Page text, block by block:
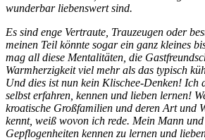
wunderbar liebenswert sind.
Es sind enge Vertraute, Trauzeugen oder
meinen Teil könnte sogar ein ganz kleines
mag all diese Mentalitäten, die
Warmherzigkeit viel mehr als das typisch
Und dies ist nun kein Klischee-Denken! Ich
selbst erfahren, kennen und lieben lernen!
kroatische Großfamilien und deren Art und
kennt, weiß wovon ich rede. Mein Mann
Gepflogenheiten kennen zu lernen und